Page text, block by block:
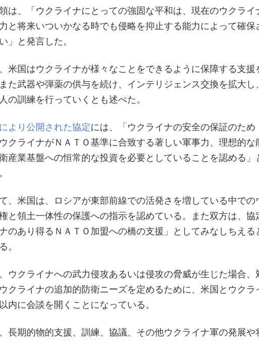
は、「ウクライナにとっての強固な平和は、現在のウクライ
と将来いついかなる時でも侵略を抑止する能力によって確保
」と発言した。
米国はウクライナが様々なことをできるように保障する支援
た武器や弾薬の供与を続け、インテリジェンス交換を拡大し
の訓練を行っていくとも述べた。
より公開された協定には、「ウクライナの安全の保証のため
クライナがＮＡＴＯ基準に合致する著しい軍事力、理想的な
産業基盤への恒常的な投資を必要としていることを認める」
、米国は、ロシアが東部前線での活発さを増している中での
と領土一体性の保護への指示を認めている。また双方は、協
のあり得るＮＡＴＯ加盟への橋の支援」としてみなしちえる
。
ウクライナへの武力侵攻あるいは侵攻の脅威が生じた場合、
クライナの追加的防衛ニーズを定めるために、米国とウクラ
内に会談を開くことになっている。
長期的物的支援、訓練、協議、その他ウクライナ軍の発展や